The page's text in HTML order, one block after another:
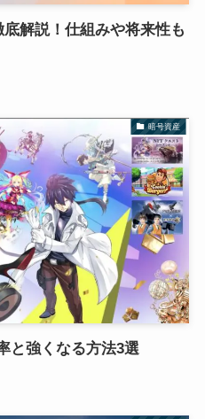
解説！仕組みや将来性も
暗号資産
と強くなる方法3選